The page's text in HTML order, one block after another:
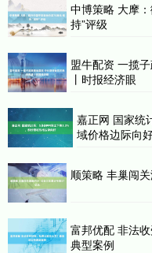
中博策略 大摩
持”评级
盟牛配资 一揽
丨时报经济眼
嘉正网 国家统
域价格边际向
顺策略 丰巢闯
富邦优配 非法
典型案例